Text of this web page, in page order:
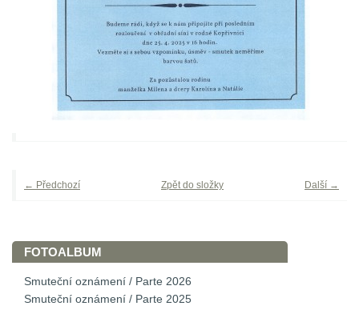
← Předchozí Další →
Zpět do složky
FOTOALBUM
Smuteční oznámení / Parte 2026
Smuteční oznámení / Parte 2025